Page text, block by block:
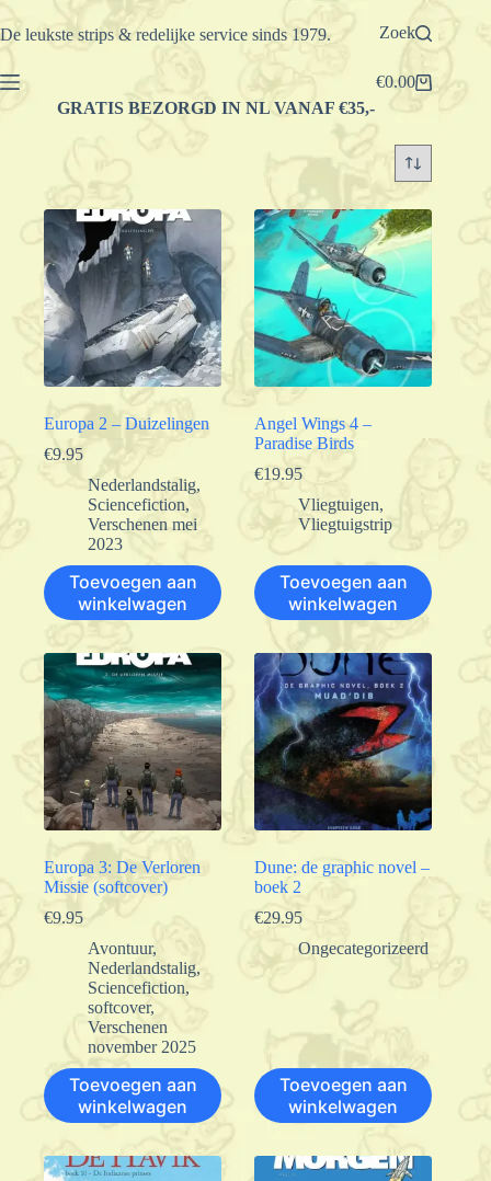
Ga
naar
De leukste strips & redelijke service sinds 1979. Zoek
Winkelwagen
€0.00
GRATIS BEZORGD IN NL VANAF €35,-
Europa 2 – Duizelingen
€9.95
Nederlandstalig,
Sciencefiction,
Verschenen mei
2023
Toevoegen aan
winkelwagen
Angel Wings 4 –
Paradise Birds
€19.95
Vliegtuigen,
Vliegtuigstrip
Toevoegen aan
winkelwagen
Europa 3: De Verloren
Missie (softcover)
€9.95
Avontuur,
Nederlandstalig,
Sciencefiction,
softcover,
Verschenen
november 2025
Toevoegen aan
winkelwagen
Dune: de graphic novel –
boek 2
€29.95
Ongecategorizeerd
Toevoegen aan
winkelwagen